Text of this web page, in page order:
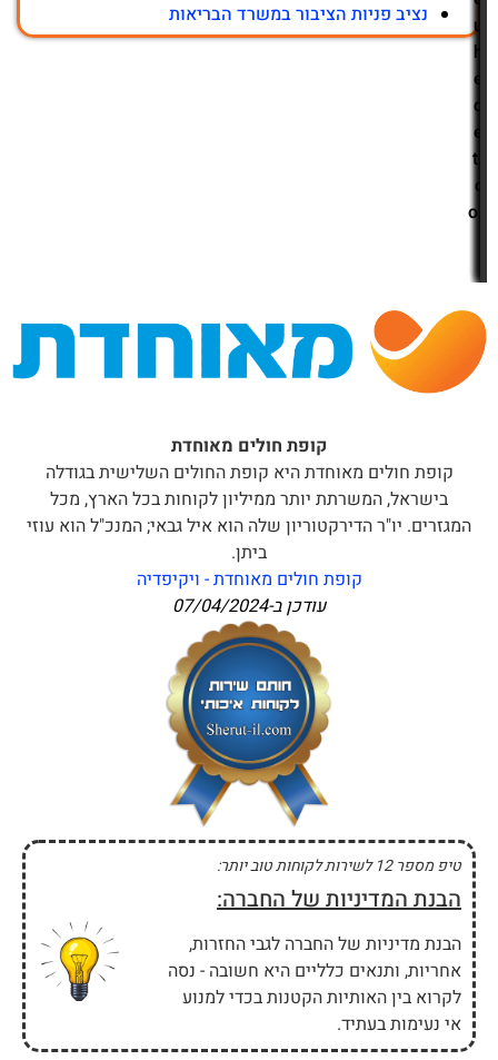
קופת חולים מאוחדת
קופת חולים מאוחדת היא קופת החולים השלישית בגודלה
בישראל, המשרתת יותר ממיליון לקוחות בכל הארץ, מכל
המגזרים. יו"ר הדירקטוריון שלה הוא איל גבאי; המנכ"ל הוא עוזי
ביתן.
קופת חולים מאוחדת - ויקיפדיה
עודכן ב-07/04/2024
טיפ מספר 12 לשירות לקוחות טוב יותר:
הבנת המדיניות של החברה:
הבנת מדיניות של החברה לגבי החזרות,
אחריות, ותנאים כלליים היא חשובה - נסה
לקרוא בין האותיות הקטנות בכדי למנוע
אי נעימות בעתיד.
u
h
e
d
e
t.
c
o.
נציב פניות הציבור במשרד הבריאות